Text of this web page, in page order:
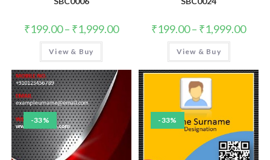
₹199.00– ₹1,999.00
View & Buy
₹199.00– ₹1,999.00
View & Buy
-33% -33%